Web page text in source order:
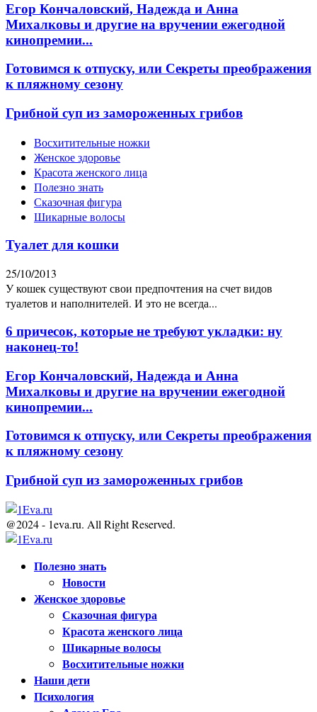
Егор Кончаловский, Надежда и Анна
Михалковы и другие на вручении ежегодной
кинопремии...
Готовимся к отпуску, или Секреты преображения
к пляжному сезону
Грибной суп из замороженных грибов
Восхитительные ножки
Женское здоровье
Красота женского лица
Полезно знать
Сказочная фигура
Шикарные волосы
Туалет для кошки
25/10/2013
У кошек существуют свои предпочтения на счет видов
туалетов и наполнителей. И это не всегда...
6 причесок, которые не требуют укладки: ну
наконец-то!
Егор Кончаловский, Надежда и Анна
Михалковы и другие на вручении ежегодной
кинопремии...
Готовимся к отпуску, или Секреты преображения
к пляжному сезону
Грибной суп из замороженных грибов
@2024 - 1eva.ru. All Right Reserved.
Полезно знать
Новости
Женское здоровье
Сказочная фигура
Красота женского лица
Шикарные волосы
Восхитительные ножки
Наши дети
Психология